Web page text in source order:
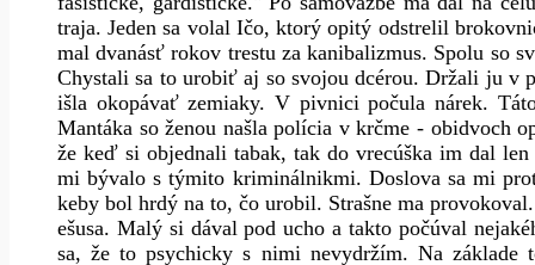
traja. Jeden sa volal Ičo, ktorý opitý odstrelil
mal dvanásť rokov trestu za kanibalizmus. Spolu so
Chystali sa to urobiť aj so svojou dcérou. Držali ju v
išla okopávať zemiaky. V pivnici počula nárek.
Mantáka so ženou našla polícia v krčme - obidvoch
že keď si objednali tabak, tak do vrecúška im dal
mi bývalo s týmito kriminálnikmi. Doslova sa mi
keby bol hrdý na to, čo urobil. Strašne ma
ešusa. Malý si dával pod ucho a takto počúval
sa, že to psychicky s nimi nevydržím. Na základe